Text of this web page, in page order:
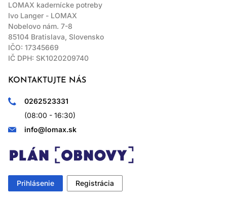
LOMAX kadernícke potreby
Ivo Langer - LOMAX
Nobelovo nám. 7-8
85104 Bratislava, Slovensko
IČO: 17345669
IČ DPH: SK1020209740
KONTAKTUJTE NÁS
0262523331
(08:00 - 16:30)
info@lomax.sk
Prihlásenie Registrácia